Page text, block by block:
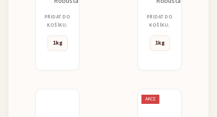
PŘIDAT DO
KOŠÍKU:
1kg
PŘIDAT DO
KOŠÍKU:
1kg
AKCE